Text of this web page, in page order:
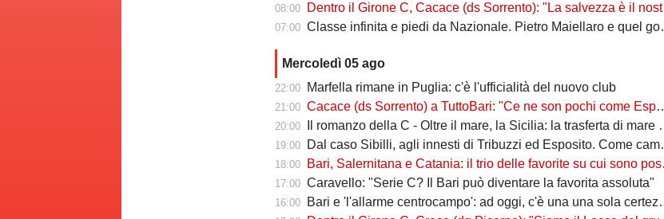
08:00 Dentro il Girone C, Cacace (ds Sorrento): "La salvezza è il nostro scudetto, torniamo a casa dopo gennaio. Ecco la nostra forza"
07:00 Classe infinita e piedi da Nazionale. Pietro Maiellaro e quel gol da quaranta metri...
Mercoledì 05 ago
22:00 Marfella rimane in Puglia: c'è l'ufficialità del nuovo club
21:00 Cacace (ds Sorrento) a TuttoBari: "Ce ne son pochi come Esposito: ve lo presento. D'Ursi? Solo interesse"
20:00 Il romanzo della C - Oltre il mare, la Sicilia: la trasferta di mare e di vento
19:00 Dal caso Sibilli, agli innesti di Tribuzzi ed Esposito. Come cambia l’attacco
18:00 Bari, Salernitana e Catania: il trio delle favorite su cui sono poste le aspettative e gli obiettivi promozione
17:00 Caravello: "Serie C? Il Bari può diventare la favorita assoluta"
16:00 Bari e 'l'allarme centrocampo': ad oggi, c'è una una sola certezza (e mezza) nel reparto